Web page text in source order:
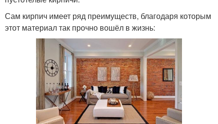
Сам кирпич имеет ряд преимуществ, благодаря которым
этот материал так прочно вошёл в жизнь: